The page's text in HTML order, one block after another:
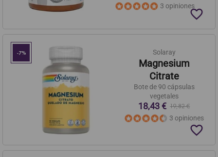
3 opiniones
favorite_border
-7% Solaray
Magnesium
Citrate
Bote de 90 cápsulas
vegetales
18,43 € 19,82 €
3 opiniones
favorite_border